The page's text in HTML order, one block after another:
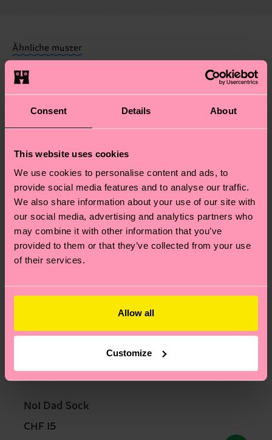
Consent Details About
This website uses cookies
We use cookies to personalise content and ads, to
provide social media features and to analyse our traffic.
We also share information about your use of our site with
our social media, advertising and analytics partners who
may combine it with other information that you’ve
provided to them or that they’ve collected from your use
of their services.
Allow all
Customize
dass es sich hierbei um einen Richtwert handelt
und die genaue Lieferzeit von der lokalen Post in
deinem Land abhängt.
Ähnliche muster
Geschenkidee
No1 Dad Sock
CHF 15